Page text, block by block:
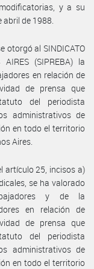
y a su
de 1988.
otorgó al SINDICATO
(SIPREBA) la
en relación de
de prensa que
del periodista
administrativos de
en todo el territorio
Aires.
artículo 25, incisos a)
se ha valorado
y de la
en relación de
de prensa que
del periodista
administrativos de
en todo el territorio